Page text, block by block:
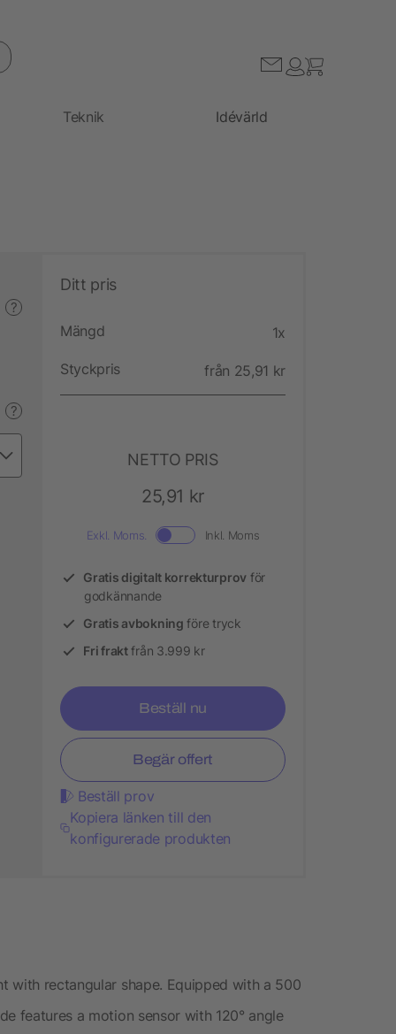
Teknik Idévärld
?
?
Ditt pris
Mängd 1x
Styckpris från 25,91 kr
NETTO PRIS
25,91 kr
Exkl. Moms. Inkl. Moms
Gratis digitalt korrekturprov för
godkännande
Gratis avbokning före tryck
Fri fraktfrån 3.999 kr
Beställ nu
Begär offert
Beställ prov
Kopiera länken till den
konfigurerade produkten
with rectangular shape. Equipped with a 500
features a motion sensor with 120° angle